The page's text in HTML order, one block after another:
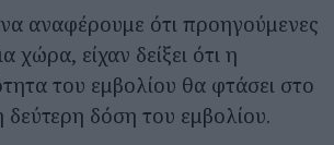
αναφέρουμε ότι προηγούμενες
χώρα, είχαν δείξει ότι η
του εμβολίου θα φτάσει στο
δεύτερη δόση του εμβολίου.